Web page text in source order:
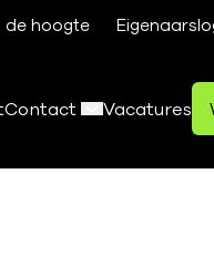
de hoogte
Contact Vacatures